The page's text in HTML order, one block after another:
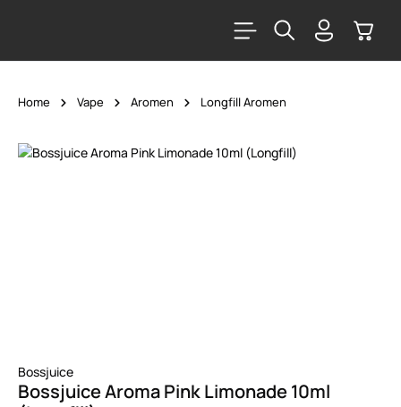
Home Vape Aromen Longfill Aromen
Bildergalerie überspringen
Bossjuice
Bossjuice Aroma Pink Limonade 10ml